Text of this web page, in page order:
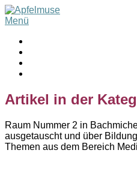
Menü
Artikel in der
Raum Nummer 2 in
ausgetauscht und über
Themen aus dem Bereich